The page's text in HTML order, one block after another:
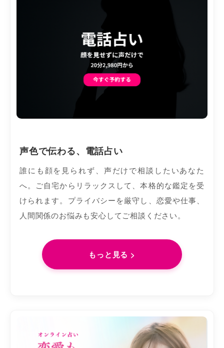
声色で伝わる、電話占い
誰にも顔を見られず、声だけで相談したいあなた
へ。ご自宅からリラックスして、本格的な鑑定を受
けられます。プライバシーを厳守し、恋愛や仕事、
人間関係のお悩みも安心してご相談ください。
もっと見る >